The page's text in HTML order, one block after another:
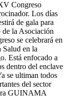
Congreso
Los días
de gala para
de la Asociación
se celebrará en
Salud en la
Está enfocado a
dentro del enclave
se ultiman todos
del sector
GUINAMA